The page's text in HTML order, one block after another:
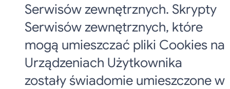
Serwisów zewnętrznych. Skrypty
Serwisów zewnętrznych, które
mogą umieszczać pliki Cookies na
Urządzeniach Użytkownika
zostały świadomie umieszczone w